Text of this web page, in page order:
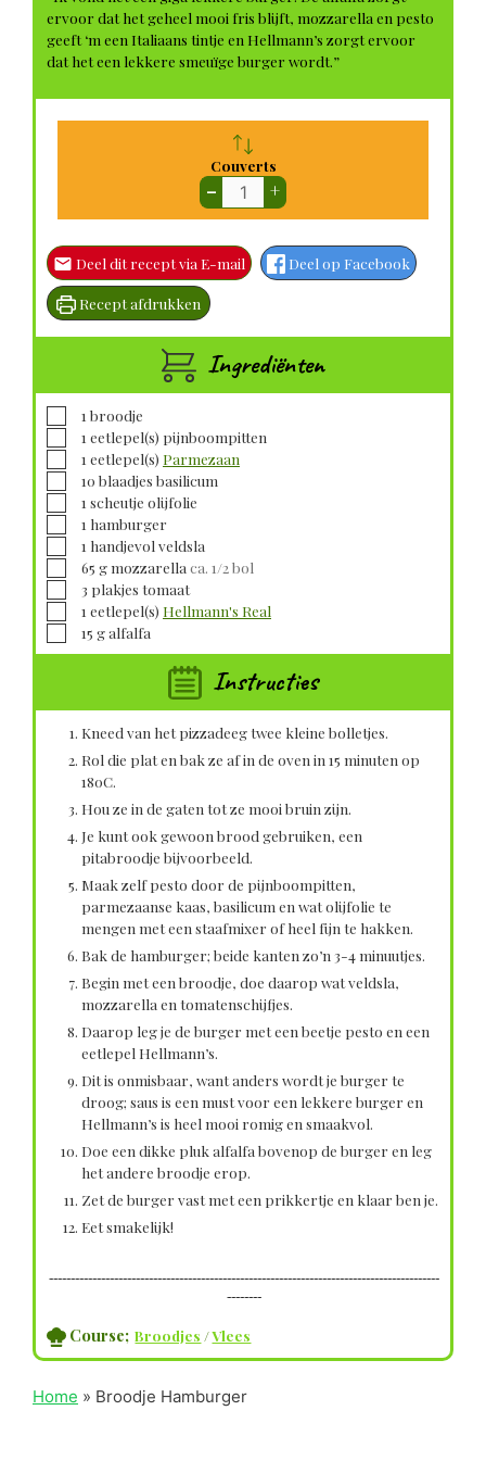
ervoor dat het geheel mooi fris blijft, mozzarella en pesto
geeft ‘m een Italiaans tintje en Hellmann’s zorgt ervoor
dat het een lekkere smeuïge burger wordt.”
Couverts
– +
Deel dit recept via E-mail Deel op Facebook
Recept afdrukken
Ingrediënten
▢1 broodje
▢1 eetlepel(s) pijnboompitten
▢1 eetlepel(s) Parmezaan
▢
10 blaadjes basilicum
▢1 scheutje olijfolie
▢1 hamburger
▢1 handjevol veldsla
▢
65 gmozzarella ca. 1/2 bol
▢
3 plakjes tomaat
▢1 eetlepel(s) Hellmann's Real
▢
15 galfalfa
Instructies
Kneed van het pizzadeeg twee kleine bolletjes.
Rol die plat en bak ze af in de oven in 15 minuten op
180C.
Hou ze in de gaten tot ze mooi bruin zijn.
Je kunt ook gewoon brood gebruiken, een
pitabroodje bijvoorbeeld.
Maak zelf pesto door de pijnboompitten,
parmezaanse kaas, basilicum en wat olijfolie te
mengen met een staafmixer of heel fijn te hakken.
Bak de hamburger; beide kanten zo’n 3-­4 minuutjes.
Begin met een broodje, doe daarop wat veldsla,
mozzarella en tomatenschijfjes.
Daarop leg je de burger met een beetje pesto en een
eetlepel Hellmann’s.
Dit is onmisbaar, want anders wordt je burger te
droog; saus is een must voor een lekkere burger en
Hellmann’s is heel mooi romig en smaakvol.
Doe een dikke pluk alfalfa bovenop de burger en leg
het andere broodje erop.
Zet de burger vast met een prikkertje en klaar ben je.
Eet smakelijk!
------------------------------------------------------------------------------------------
--------
Course; Broodjes /Vlees
Home » Broodje Hamburger